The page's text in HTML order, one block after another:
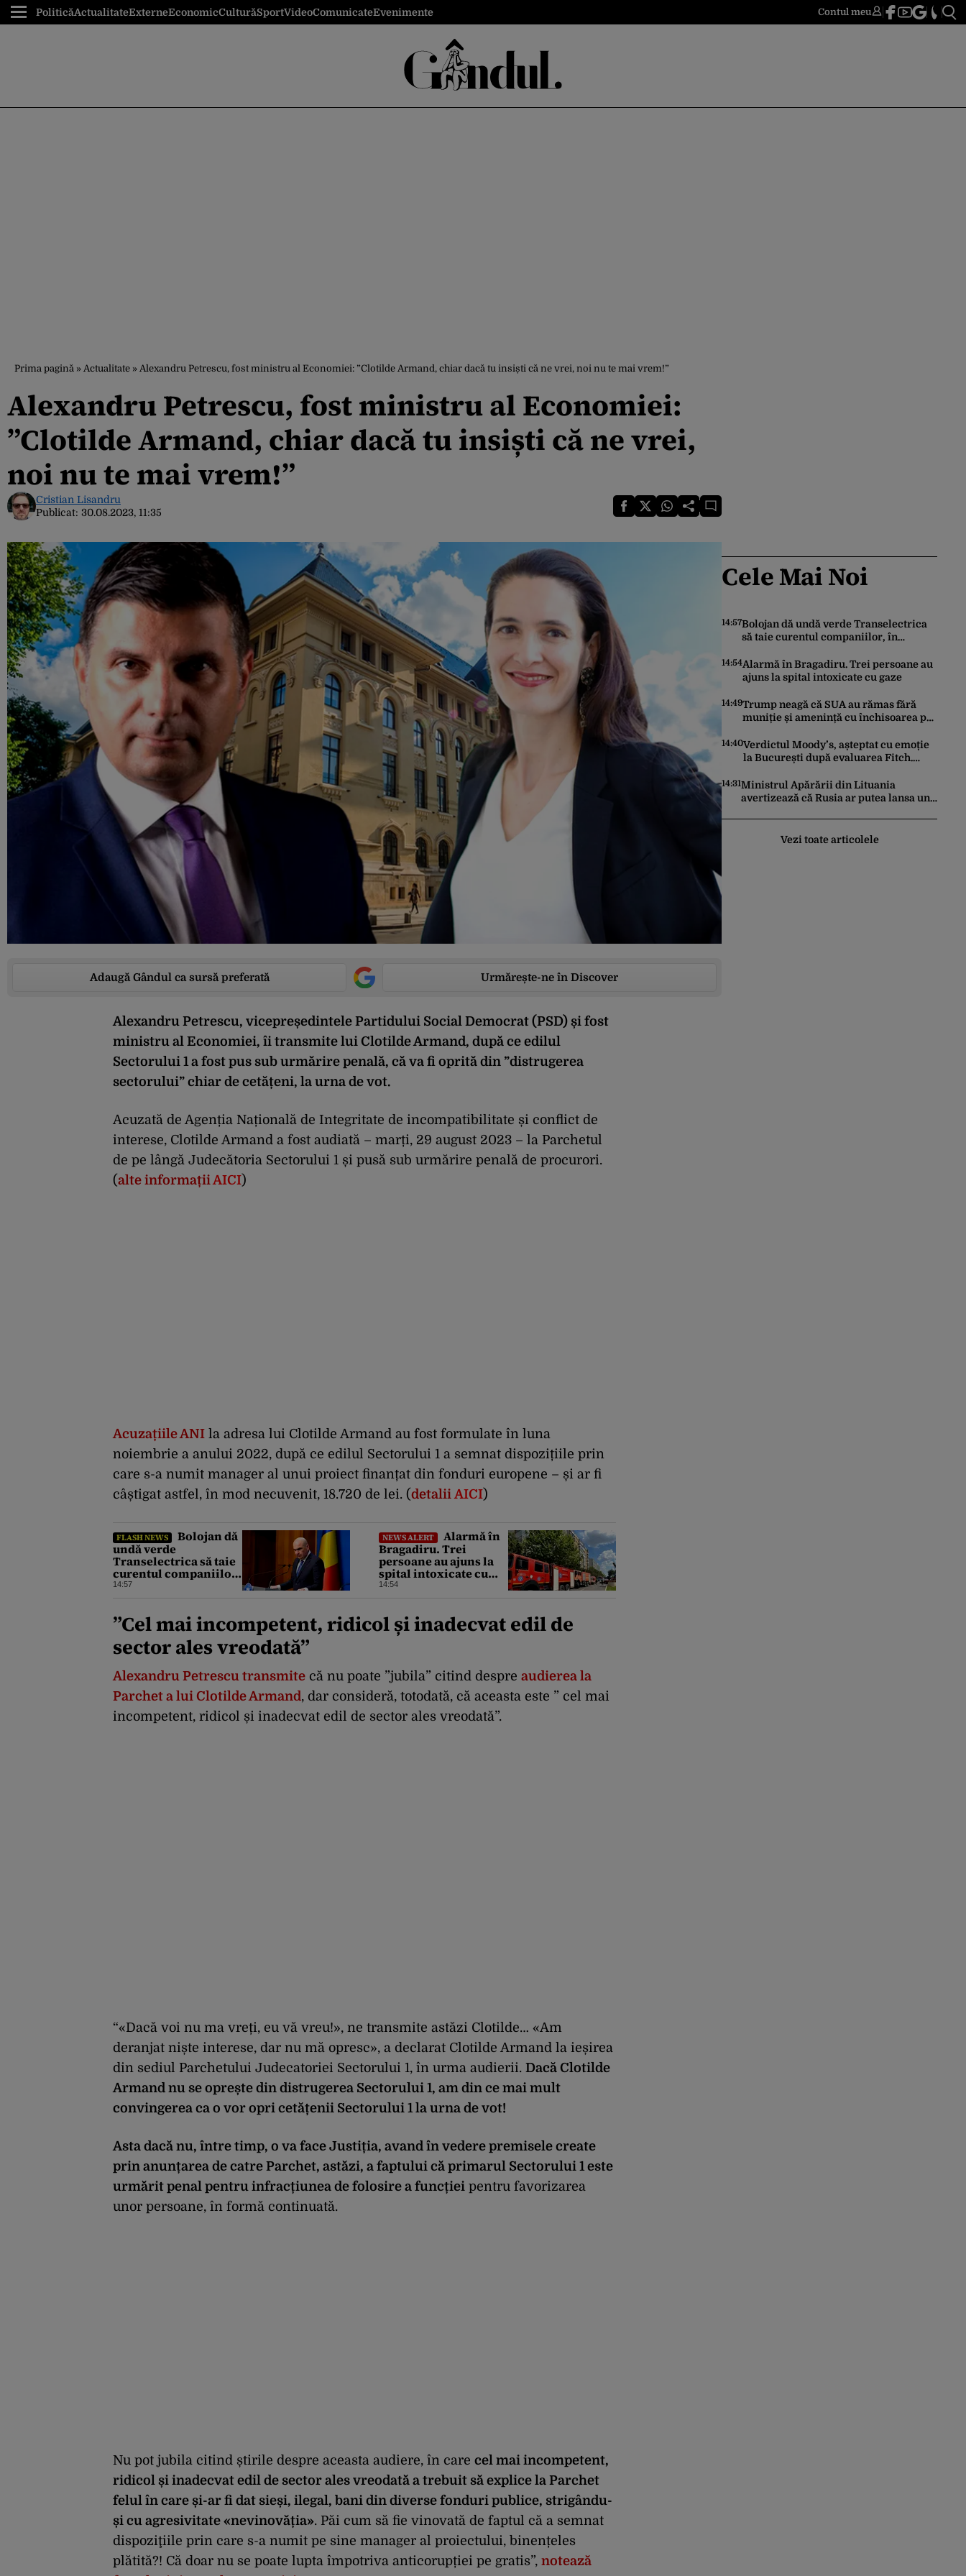
PoliticăActualitateExterneEconomicCulturăSportVideoComunicateEvenimente Contul meu
Prima pagină » Actualitate » Alexandru Petrescu, fost ministru al Economiei: ”Clotilde Armand, chiar dacă tu insiști că ne vrei, noi nu te mai vrem!”
Alexandru Petrescu, fost ministru al Economiei:
”Clotilde Armand, chiar dacă tu insiști că ne vrei,
noi nu te mai vrem!”
Cristian Lisandru
Publicat: 30.08.2023, 11:35
Adaugă Gândul ca sursă preferată Urmărește-ne în Discover
Alexandru Petrescu, vicepreședintele Partidului Social Democrat (PSD) și fost
ministru al Economiei, îi transmite lui Clotilde Armand, după ce edilul
Sectorului 1 a fost pus sub urmărire penală, că va fi oprită din ”distrugerea
sectorului” chiar de cetățeni, la urna de vot.
Acuzată de Agenția Națională de Integritate de incompatibilitate și conflict de
interese, Clotilde Armand a fost audiată – marți, 29 august 2023 – la Parchetul
de pe lângă Judecătoria Sectorului 1 și pusă sub urmărire penală de procurori.
(alte informațiiAICI)
Acuzațiile ANI la adresa lui Clotilde Armand au fost formulate în luna
noiembrie a anului 2022, după ce edilul Sectorului 1 a semnat dispozițiile prin
care s-a numit manager al unui proiect finanțat din fonduri europene – și ar fi
câștigat astfel, în mod necuvenit, 18.720 de lei. (detaliiAICI)
FLASH NEWS
Bolojan dă
undă verde
Transelectrica să taie
curentul companiilor,
în contextul crizei
anunțe înainte
14:57
NEWS ALERT
Alarmă în
Bragadiru. Trei
persoane au ajuns la
spital intoxicate cu
gaze
14:54
”Cel mai incompetent, ridicol și inadecvat edil de
sector ales vreodată”
Alexandru Petrescu transmite că nu poate ”jubila” citind despre audierea la
Parchet a lui Clotilde Armand, dar consideră, totodată, că aceasta este ” cel mai
incompetent, ridicol și inadecvat edil de sector ales vreodată”.
“«Dacă voi nu ma vreți, eu vă vreu!», ne transmite astăzi Clotilde… «Am
deranjat niște interese, dar nu mă opresc», a declarat Clotilde Armand la ieșirea
din sediul Parchetului Judecatoriei Sectorului 1, în urma audierii. Dacă Clotilde
Armand nu se oprește din distrugerea Sectorului 1, am din ce mai mult
convingerea ca o vor opri cetățenii Sectorului 1 la urna de vot!
Asta dacă nu, între timp, o va face Justiția, avand în vedere premisele create
prin anunțarea de catre Parchet, astăzi, a faptului că primarul Sectorului 1 este
urmărit penal pentru infracțiunea de folosire a funcției pentru favorizarea
unor persoane, în formă continuată.
Nu pot jubila citind știrile despre aceasta audiere, în care cel mai incompetent,
ridicol și inadecvat edil de sector ales vreodată a trebuit să explice la Parchet
felul în care și-ar fi dat sieși, ilegal, bani din diverse fonduri publice, strigându-
și cu agresivitate «nevinovăția». Păi cum să fie vinovată de faptul că a semnat
dispoziţiile prin care s-a numit pe sine manager al proiectului, binențeles
plătită?! Că doar nu se poate lupta împotriva anticorupției pe gratis”, notează
Cele Mai Noi
14:57Bolojan dă undă verde Transelectrica
să taie curentul companiilor, în
trebuie să le anunțe înainte
14:54Alarmă în Bragadiru. Trei persoane au
ajuns la spital intoxicate cu gaze
14:49Trump neagă că SUA au rămas fără
muniție și amenință cu închisoarea pe
14:40Verdictul Moody’s, așteptat cu emoție
la București după evaluarea Fitch.
poate întâmpla cu ratingul României
14:31Ministrul Apărării din Lituania
avertizează că Rusia ar putea lansa un
Vezi toate articolele